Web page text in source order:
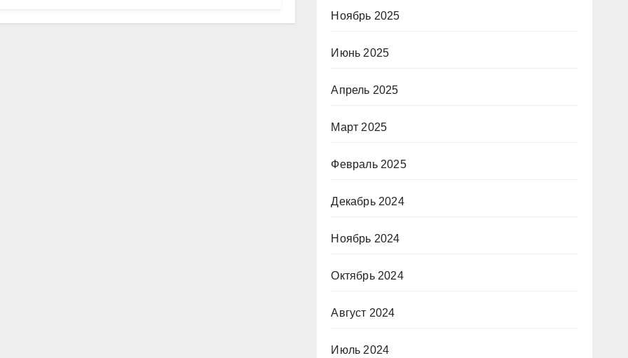
Ноябрь 2025
Июнь 2025
Апрель 2025
Март 2025
Февраль 2025
Декабрь 2024
Ноябрь 2024
Октябрь 2024
Август 2024
Июль 2024